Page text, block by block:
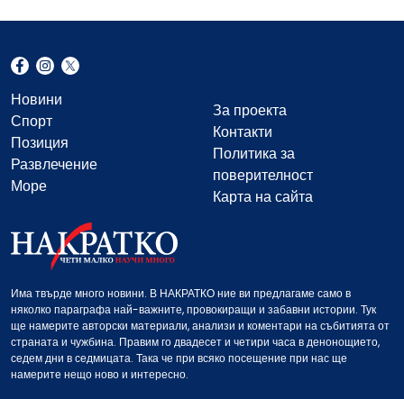
Новини
Спорт
Позиция
Развлечение
Море
За проекта
Контакти
Политика за
поверителност
Карта на сайта
Има твърде много новини. В НАКРАТКО ние ви предлагаме само в
няколко параграфа най-важните, провокиращи и забавни истории. Тук
ще намерите авторски материали, анализи и коментари на събитията от
страната и чужбина. Правим го двадесет и четири часа в денонощието,
седем дни в седмицата. Така че при всяко посещение при нас ще
намерите нещо ново и интересно.